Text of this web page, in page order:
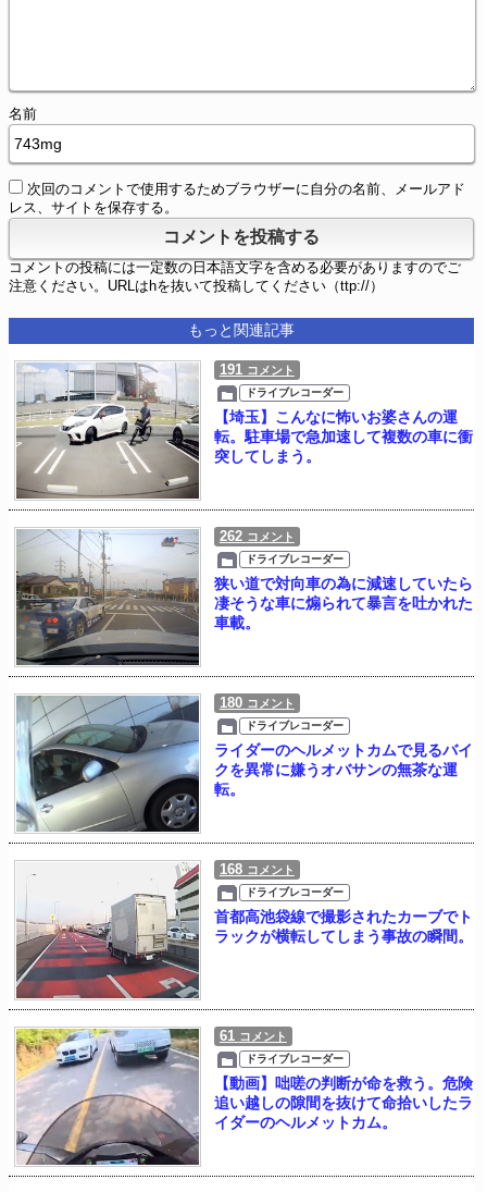
名前
次回のコメントで使用するためブラウザーに自分の名前、メールアド
レス、サイトを保存する。
コメントの投稿には一定数の日本語文字を含める必要がありますのでご
注意ください。URLはhを抜いて投稿してください（ttp://）
もっと関連記事
191 コメント
ドライブレコーダー
【埼玉】こんなに怖いお婆さんの運
転。駐車場で急加速して複数の車に衝
突してしまう。
262 コメント
ドライブレコーダー
狭い道で対向車の為に減速していたら
凄そうな車に煽られて暴言を吐かれた
車載。
180 コメント
ドライブレコーダー
ライダーのヘルメットカムで見るバイ
クを異常に嫌うオバサンの無茶な運
転。
168 コメント
ドライブレコーダー
首都高池袋線で撮影されたカーブでト
ラックが横転してしまう事故の瞬間。
61 コメント
ドライブレコーダー
【動画】咄嗟の判断が命を救う。危険
追い越しの隙間を抜けて命拾いしたラ
イダーのヘルメットカム。